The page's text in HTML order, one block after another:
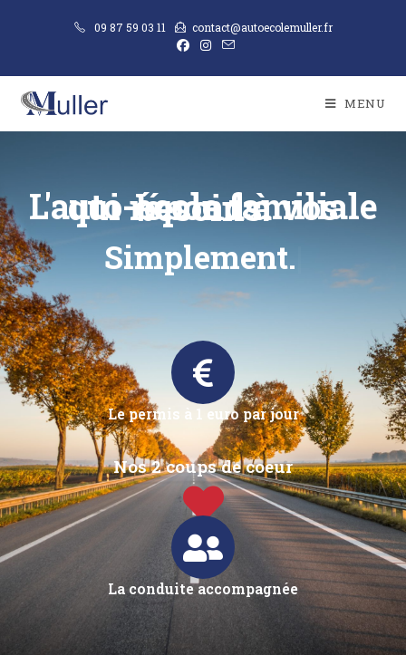
09 87 59 03 11 contact@autoecolemuller.fr
MENU
L'auto-école familiale qui répond à vos besoins.
Simplement.
Le permis à 1 euro par jour
Nos 2 coups de coeur
La conduite accompagnée